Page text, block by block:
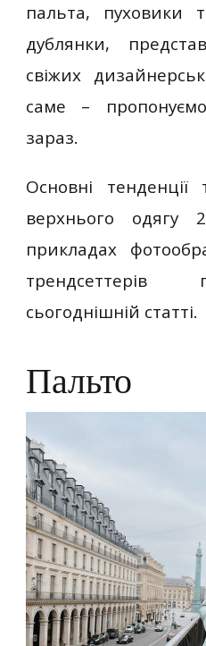
пальта, пуховики
дублянки,
свіжих
саме –
зараз.
Основні
верхнього одягу
прикладах
трендсеттерів
сьогоднішній статті.
Пальто